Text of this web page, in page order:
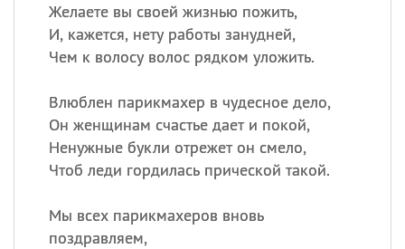
Желаете вы своей жизнью пожить,
И, кажется, нету работы занудней,
Чем к волосу волос рядком уложить.
Влюблен парикмахер в чудесное дело,
Он женщинам счастье дает и покой,
Ненужные букли отрежет он смело,
Чтоб леди гордилась прической такой.
Мы всех парикмахеров вновь
поздравляем,